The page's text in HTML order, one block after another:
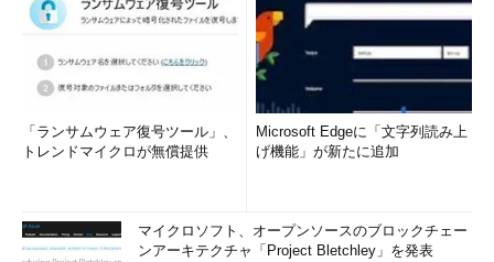
「ランサムウェア復号ツール」、
トレンドマイクロが無償提供
Microsoft Edgeに「文字列読み上
げ機能」が新たに追加
マイクロソフト、オープンソースのブロックチェー
ンアーキテクチャ「Project Bletchley」を発表